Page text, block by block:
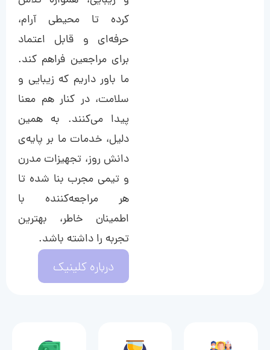
کرده تا محیطی آرام،
حرفه‌ای و قابل اعتماد
برای مراجعین فراهم کند.
ما باور داریم که زیبایی و
سلامت، در کنار هم معنا
پیدا می‌کنند. به همین
دلیل، خدمات ما بر پایه‌ی
دانش روز، تجهیزات مدرن
و تیمی مجرب بنا شده تا
هر مراجعه‌کننده با
اطمینان خاطر، بهترین
تجربه را داشته باشد.
درباره کلینیک